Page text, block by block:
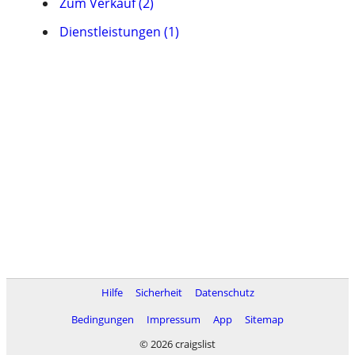
Dienstleistungen (1)
Hilfe Sicherheit
Datenschutz
Bedingungen
Impressum App
Sitemap
© 2026 craigslist